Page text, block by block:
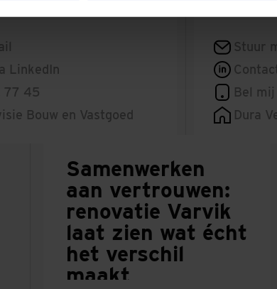
LinkedIn
77 45
Bouw en Vastgoed
Stuur
Bel
Dura
Samenwerken
aan vertrouwen:
renovatie Varvik
laat zien wat écht
het verschil
maakt